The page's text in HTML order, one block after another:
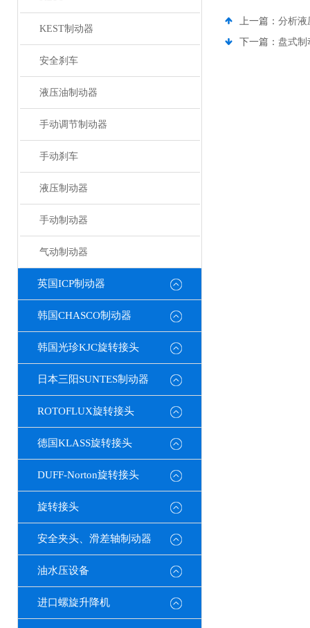
KEST制动器
安全刹车
液压油制动器
手动调节制动器
手动刹车
液压制动器
手动制动器
气动制动器
英国ICP制动器
韩国CHASCO制动器
韩国光珍KJC旋转接头
日本三阳SUNTES制动器
ROTOFLUX旋转接头
德国KLASS旋转接头
DUFF-Norton旋转接头
旋转接头
安全夹头、滑差轴制动器
油水压设备
进口螺旋升降机
上一篇： 分析液
下一篇： 盘式制